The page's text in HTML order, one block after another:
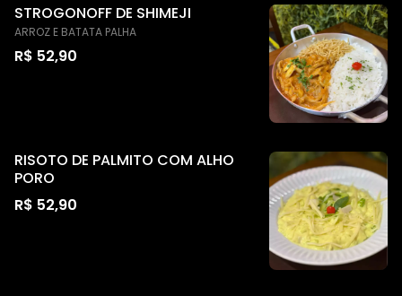
STROGONOFF DE SHIMEJI
ARROZ E BATATA PALHA
R$ 52,90
RISOTO DE PALMITO COM ALHO
PORO
R$ 52,90